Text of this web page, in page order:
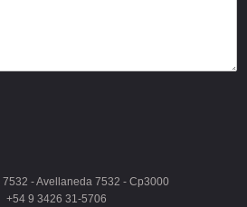
- Avellaneda 7532 - Cp3000
+54 9 3426 31-5706